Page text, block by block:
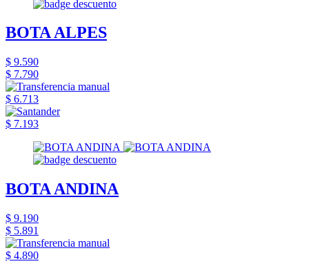
BOTA ALPES
$ 9.590
$ 7.790
$ 6.713
$ 7.193
BOTA ANDINA
$ 9.190
$ 5.891
$ 4.890